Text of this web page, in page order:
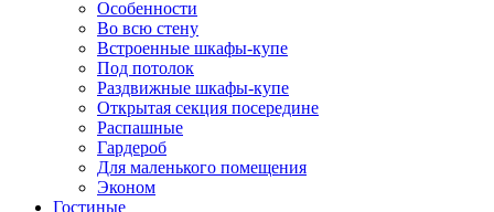
Особенности
Во всю стену
Встроенные шкафы-купе
Под потолок
Раздвижные шкафы-купе
Открытая секция посередине
Распашные
Гардероб
Для маленького помещения
Эконом
Гостиные